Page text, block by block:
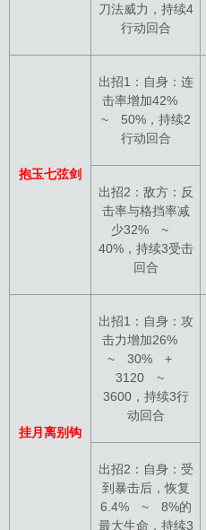
刀法威力，持续4
行动回合
抱玉七弦剑
出招1：自身：连
击率增加42%
~ 50%，持续2
行动回合
出招2：敌方：反
击率与格挡率减
少32% ~
40%，持续3受击
回合
挂月离别钩
出招1：自身：攻
击力增加26%
~ 30% +
3120 ~
3600，持续3行
动回合
出招2：自身：受
到暴击后，恢复
6.4% ~ 8%的
最大生命，持续3